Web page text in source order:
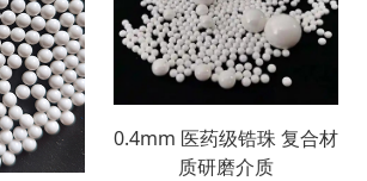
0.4mm 医药级锆珠 复合材
质研磨介质